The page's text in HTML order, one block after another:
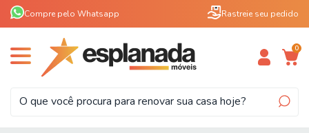
Compre pelo Whatsapp Rastreie seu pedido
0